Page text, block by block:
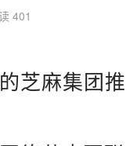
401
芝麻集团推